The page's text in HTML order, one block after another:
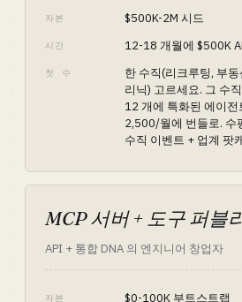
자본 $500K-2M 시드
시간 12-18 개월에 $500K
첫 수
한 수직(리크루팅, 부
리닉) 고르세요. 그 수
12 개에 특화된 에이
2,500/월에 번들로. 수
수직 이벤트 + 업계 팟
MCP 서버 + 도구 퍼블
API + 통합 DNA 의 엔지니어 창업자
자본 $0-100K 부트스트랩